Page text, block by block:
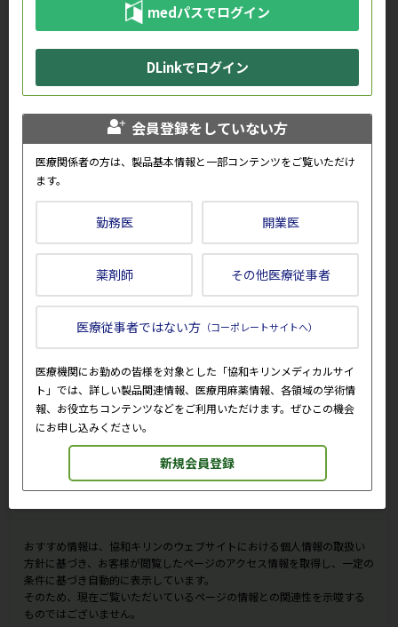
おすすめ情報
会員専用コンテンツの一部をご紹
介します。
オルケディア錠 ～作用機序と薬
動画「60秒で整理 ルミセフの基
本情報（作用機序・用法及び用
医療法人慈修会 上田腎臓クリニッ
ク | 透析施設最前線
日本の貧血を伴う血液疾患におけ
る鉄過剰症のリスク管理
症例1_再生不良性貧血と免疫性血
小板減少症の鑑別診断クイズ
おすすめ情報は、協和キリンのウェブサイトにおける個人情報の取扱い
方針に基づき、お客様が閲覧したページのアクセス情報を取得し、一定の
条件に基づき自動的に表示しています。
そのため、現在ご覧いただいているページの情報との関連性を示唆する
ものではございません。
会員登録をしていない方
医療関係者の方は、製品基本情報と一部コンテンツをご覧いただけ
ます。
勤務医 開業医
薬剤師 その他医療従事者
医療従事者ではない方 （コーポレートサイトへ）
医療機関にお勤めの皆様を対象とした「協和キリンメディカルサイ
ト」では、詳しい製品関連情報、医療用麻薬情報、各領域の学術情
報、お役立ちコンテンツなどをご利用いただけます。ぜひこの機会
にお申し込みください。
新規会員登録
medパスでログイン
DLinkでログイン